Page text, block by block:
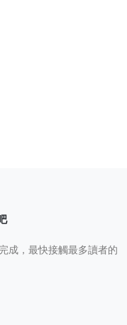
成，最快接觸最多讀者的